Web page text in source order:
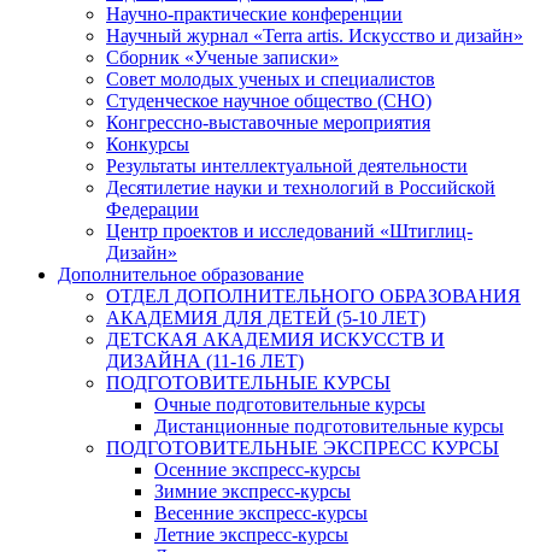
Научно-практические конференции
Научный журнал «Terra artis. Искусство и дизайн»
Сборник «Ученые записки»
Совет молодых ученых и специалистов
Студенческое научное общество (СНО)
Конгрессно-выставочные мероприятия
Конкурсы
Результаты интеллектуальной деятельности
Десятилетие науки и технологий в Российской
Федерации
Центр проектов и исследований «Штиглиц-
Дизайн»
Дополнительное образование
ОТДЕЛ ДОПОЛНИТЕЛЬНОГО ОБРАЗОВАНИЯ
АКАДЕМИЯ ДЛЯ ДЕТЕЙ (5-10 ЛЕТ)
ДЕТСКАЯ АКАДЕМИЯ ИСКУССТВ И
ДИЗАЙНА (11-16 ЛЕТ)
ПОДГОТОВИТЕЛЬНЫЕ КУРСЫ
Очные подготовительные курсы
Дистанционные подготовительные курсы
ПОДГОТОВИТЕЛЬНЫЕ ЭКСПРЕСС КУРСЫ
Осенние экспресс-курсы
Зимние экспресс-курсы
Весенние экспресс-курсы
Летние экспресс-курсы